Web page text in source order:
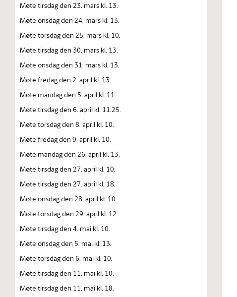
Møte tirsdag den 23. mars kl. 13.
Møte onsdag den 24. mars kl. 13.
Møte torsdag den 25. mars kl. 10.
Møte tirsdag den 30. mars kl. 13.
Møte onsdag den 31. mars kl. 13.
Møte fredag den 2. april kl. 13.
Møte mandag den 5. april kl. 11.
Møte tirsdag den 6. april kl. 11.25.
Møte torsdag den 8. april kl. 10.
Møte fredag den 9. april kl. 10.
Møte mandag den 26. april kl. 13.
Møte tirsdag den 27. april kl. 10.
Møte tirsdag den 27. april kl. 18.
Møte onsdag den 28. april kl. 10.
Møte torsdag den 29. april kl. 12.
Møte tirsdag den 4. mai kl. 10.
Møte onsdag den 5. mai kl. 13.
Møte torsdag den 6. mai kl. 10.
Møte tirsdag den 11. mai kl. 10.
Møte tirsdag den 11. mai kl. 18.